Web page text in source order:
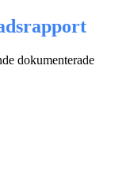
dokumenterade